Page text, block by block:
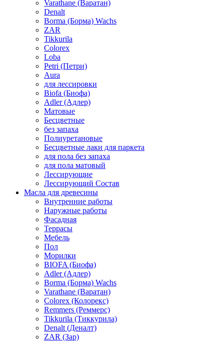
Varathane (Варатан)
Denalt
Borma (Борма) Wachs
ZAR
Tikkurila
Colorex
Loba
Petri (Петри)
Aura
для лессировки
Biofa (Биофа)
Adler (Адлер)
Матовые
Бесцветные
без запаха
Полиуретановые
Бесцветные лаки для паркета
для пола без запаха
для пола матовый
Лессирующие
Лессирующий Состав
Масла для древесины
Внутренние работы
Наружные работы
Фасадная
Террасы
Мебель
Пол
Морилки
BIOFA (Биофа)
Adler (Адлер)
Borma (Борма) Wachs
Varathane (Варатан)
Colorex (Колорекс)
Remmers (Реммерс)
Tikkurila (Тиккурила)
Denalt (Деналт)
ZAR (Зар)